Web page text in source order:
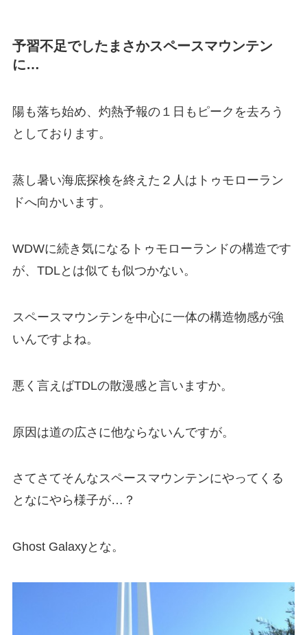
予習不足でしたまさかスペースマウンテン
に…
陽も落ち始め、灼熱予報の１日もピークを去ろう
としております。
蒸し暑い海底探検を終えた２人はトゥモローラン
ドへ向かいます。
WDWに続き気になるトゥモローランドの構造です
が、 TDLとは似ても似つかない。
スペースマウンテンを中心に一体の構造物感が強
いんですよね。
悪く言えばTDLの散漫感と言いますか。
原因は道の広さに他ならないんですが。
さてさてそんなスペースマウンテンにやってくる
となにやら様子が… ？
Ghost Galaxyとな。